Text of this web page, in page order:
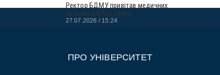
Ректор БДМУ привітав медичних
працівників Буковини
27.07.2026 15:24
ПРО УНІВЕРСИТЕТ